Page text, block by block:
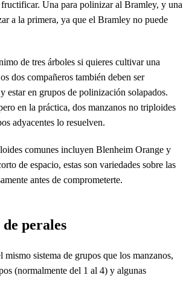
fructificar. Una para polinizar al Bramley, y una
a la primera, ya que el Bramley no puede
de tres árboles si quieres cultivar una
dos compañeros también deben ser
estar en grupos de polinización solapados.
en la práctica, dos manzanos no triploides
adyacentes lo resuelven.
comunes incluyen Blenheim Orange y
de espacio, estas son variedades sobre las
antes de comprometerte.
perales
mismo sistema de grupos que los manzanos,
(normalmente del 1 al 4) y algunas